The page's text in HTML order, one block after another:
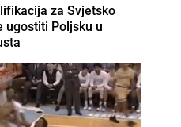
za Svjetsko
ugostiti Poljsku u